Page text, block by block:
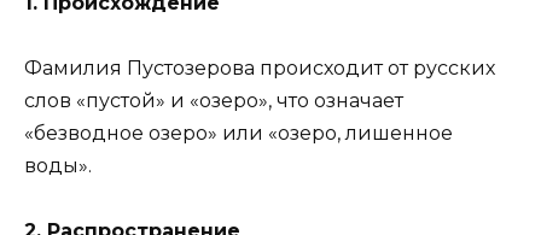
Фамилия Пустозерова происходит от русских
слов «пустой» и «озеро», что означает
«безводное озеро» или «озеро, лишенное
воды».